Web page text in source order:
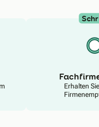
Erhalten